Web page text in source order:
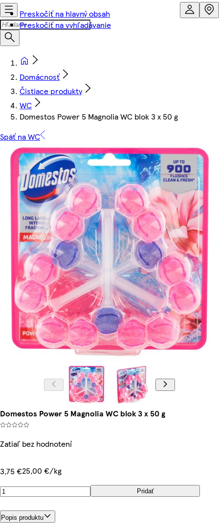
Preskočiť na hlavný obsah
Preskočiť na vyhľadávanie
Domácnosť
Čistiace produkty
WC
Domestos Power 5 Magnolia WC blok 3 x 50 g
Späť na WC
Domestos Power 5 Magnolia WC blok 3 x 50 g
Zatiaľ bez hodnotení
3,75 €25,00 €/kg
Pridať
Popis produktu